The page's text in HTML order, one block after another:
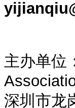
主办单位
深圳市龙